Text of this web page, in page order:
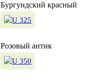
Бургундский красный
Розовый антик